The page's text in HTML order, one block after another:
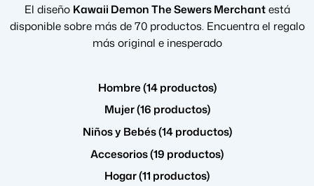
El diseño Kawaii Demon The Sewers Merchantestá
disponible sobre más de 70 productos. Encuentra el regalo
más original e inesperado
Hombre (14 productos)
Mujer (16 productos)
Niños y Bebés (14 productos)
Accesorios (19 productos)
Hogar (11 productos)